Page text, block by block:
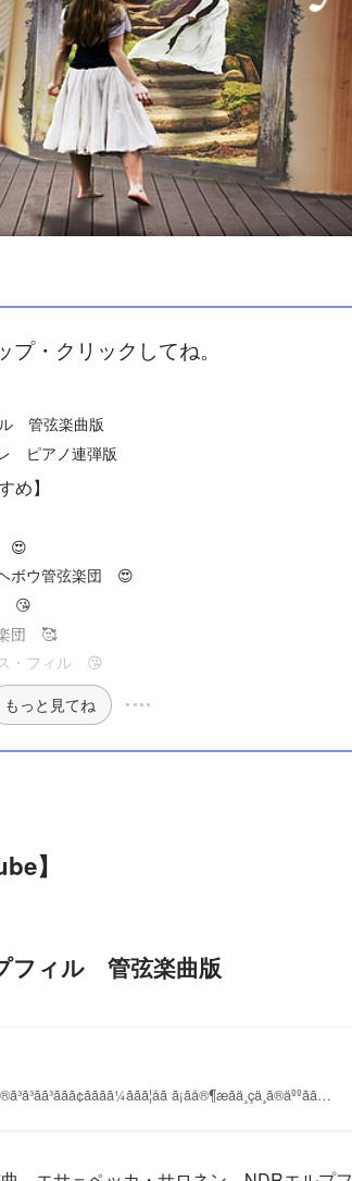
・クリックしてね。
管弦楽曲版
ピアノ連弾版
め】
😍
ボウ管弦楽団 😍
😘
団 🥰
・フィル 😘
もっと見てね
】
フィル 管弦楽曲版
ã¡ãå®¶æãä¸çä¸­ã®äººãã…